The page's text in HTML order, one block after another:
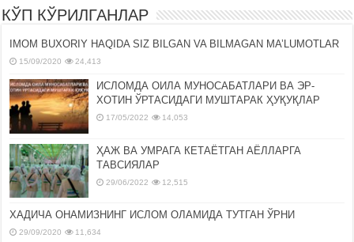
КЎП КЎРИЛГАНЛАР
IMOM BUXORIY HAQIDA SIZ BILGAN VA BILMAGAN MA’LUMOTLAR
15/09/2020 24,413
ИСЛОМДА ОИЛА МУНОСАБАТЛАРИ ВА ЭР-
ХОТИН ЎРТАСИДАГИ МУШТАРАК ҲУҚУҚЛАР
17/05/2022 14,053
ҲАЖ ВА УМРАГА КЕТАЁТГАН АЁЛЛАРГА
ТАВСИЯЛАР
29/06/2022 12,515
ХАДИЧА ОНАМИЗНИНГ ИСЛОМ ОЛАМИДА ТУТГАН ЎРНИ
29/09/2020 11,634